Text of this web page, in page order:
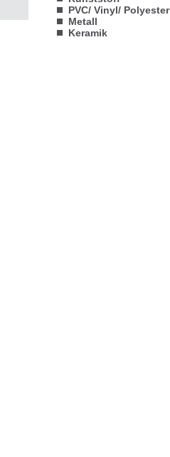
PVC/ Vinyl/ Polyester
Metall
Keramik